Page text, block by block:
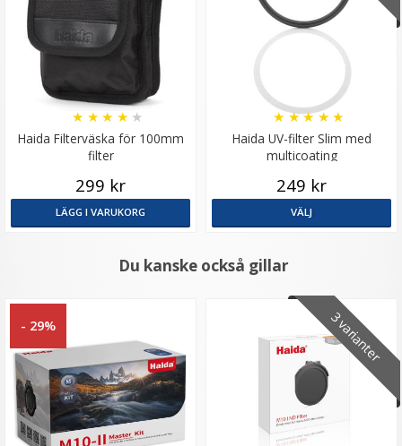
Haida Filterväska för 100mm
filter
★ ★ ★ ★ ★
299 kr
LÄGG I VARUKORG
Haida UV-filter Slim med
multicoating
★★★★ ★
249 kr
VÄLJ
Du kanske också gillar
- 29% 3 varianter